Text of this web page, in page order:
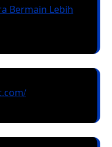
Bermain Lebih